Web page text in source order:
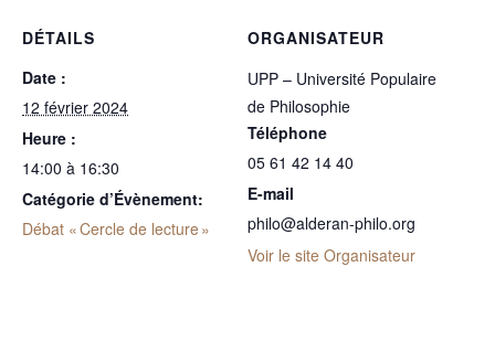
DÉTAILS
Date :
12 février 2024
Heure :
14:00 à 16:30
Catégorie d’Évènement:
Débat « Cercle de lecture »
ORGANISATEUR
UPP – Université Populaire
de Philosophie
Téléphone
05 61 42 14 40
E-mail
philo@alderan-philo.org
Voir le site Organisateur